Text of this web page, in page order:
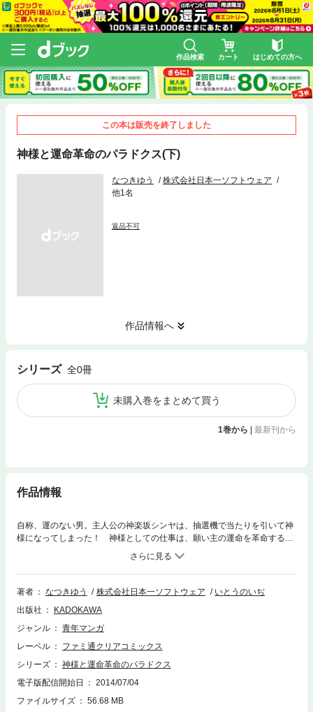
作品検索 カート はじめての方へ
この本は販売を終了しました
神様と運命革命のパラドクス(下)
なつきゆう
株式会社日本一ソフトウェア
他1名
返品不可
作品情報へ
シリーズ 全0冊
未購入巻をまとめて買う
1巻から 最新刊から
作品情報
自称、運のない男。主人公の神楽坂シンヤは、抽選機で当たりを引いて神
様になってしまった！ 神様としての仕事は、願い主の運命を革命するこ
と。しかしその仕事の裏では、神様自身の「革命」が進められていた。そ
れは――悪魔に対抗しうる力を備えることだった。神楽坂シンヤVS京極サ
タナディア。今巻にて大団円！ 〈巻末には、底本のカバーや表紙などに
掲載されていたイラストなどを「電子版オマケ」として特別収録!!〉
著者 なつきゆう 株式会社日本一ソフトウェア
いとうのいぢ
出版社
KADOKAWA
ジャンル
青年マンガ
レーベル
ファミ通クリアコミックス
シリーズ
神様と運命革命のパラドクス
電子版配信開始日
2014/07/04
ファイルサイズ
56.68 MB